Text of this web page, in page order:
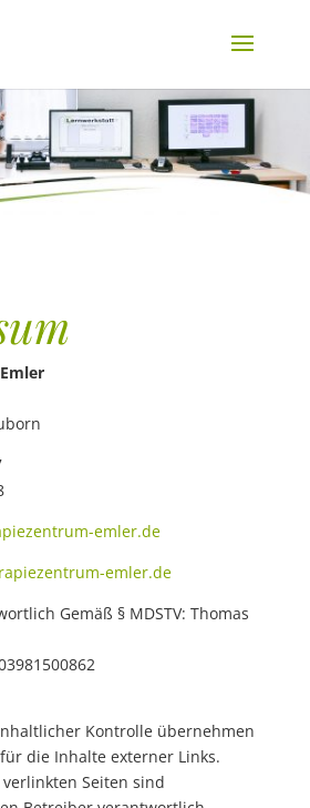
emler.de
emler.de
Gemäß § MDSTV: Thomas
Kontrolle übernehmen
die Inhalte externer Links.
Seiten sind